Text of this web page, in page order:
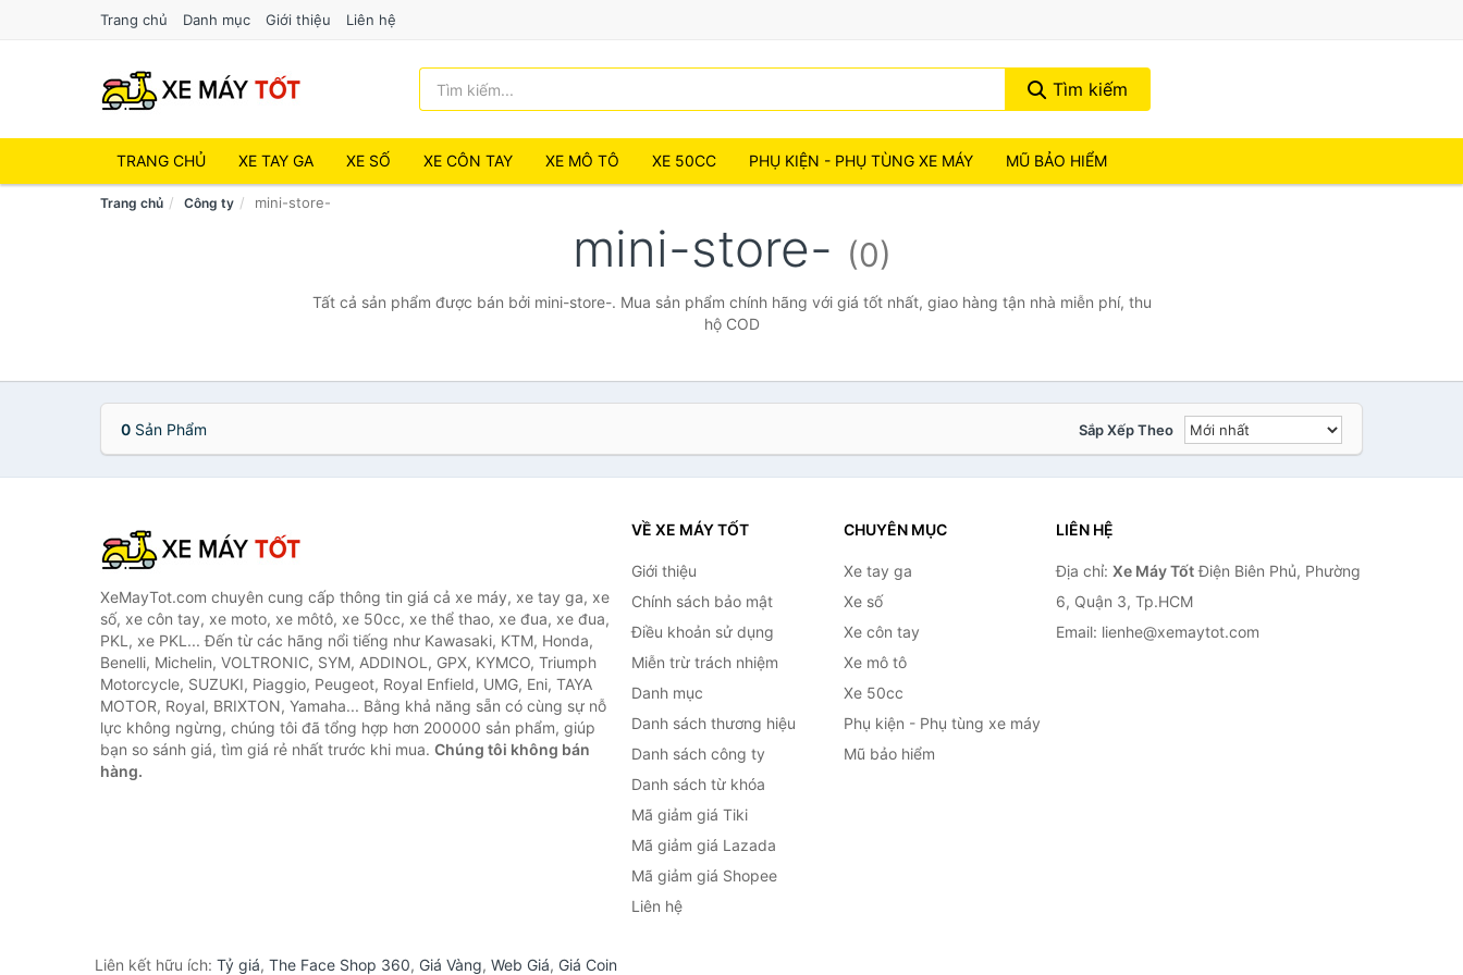
Trang chủ Danh mục Giới thiệu Liên hệ
Tìm kiếm
TRANG CHỦ XE TAY GA XE SỐ XE CÔN TAY XE MÔ TÔ XE 50CC PHỤ KIỆN - PHỤ TÙNG XE MÁY MŨ BẢO HIỂM
Trang chủ Công ty mini-store-
mini-store- (0)
Tất cả sản phẩm được bán bởi mini-store-. Mua sản phẩm chính hãng với giá tốt nhất, giao hàng tận nhà miễn phí, thu
hộ COD
0 Sản Phẩm Sắp Xếp Theo
XeMayTot.com chuyên cung cấp thông tin giá cả xe máy, xe tay ga, xe
số, xe côn tay, xe moto, xe môtô, xe 50cc, xe thể thao, xe đua, xe đua,
PKL, xe PKL... Đến từ các hãng nổi tiếng như Kawasaki, KTM, Honda,
Benelli, Michelin, VOLTRONIC, SYM, ADDINOL, GPX, KYMCO, Triumph
Motorcycle, SUZUKI, Piaggio, Peugeot, Royal Enfield, UMG, Eni, TAYA
MOTOR, Royal, BRIXTON, Yamaha... Bằng khả năng sẵn có cùng sự nỗ
lực không ngừng, chúng tôi đã tổng hợp hơn 200000 sản phẩm, giúp
bạn so sánh giá, tìm giá rẻ nhất trước khi mua. Chúng tôi không bán
hàng.
VỀ XE MÁY TỐT
Giới thiệu
Chính sách bảo mật
Điều khoản sử dụng
Miễn trừ trách nhiệm
Danh mục
Danh sách thương hiệu
Danh sách công ty
Danh sách từ khóa
Mã giảm giá Tiki
Mã giảm giá Lazada
Mã giảm giá Shopee
Liên hệ
CHUYÊN MỤC
Xe tay ga
Xe số
Xe côn tay
Xe mô tô
Xe 50cc
Phụ kiện - Phụ tùng xe máy
Mũ bảo hiểm
LIÊN HỆ
Địa chỉ: Xe Máy TốtĐiện Biên Phủ, Phường
6, Quận 3, Tp.HCM
Email: lienhe@xemaytot.com
Liên kết hữu ích: Tỷ giá, The Face Shop 360, Giá Vàng, Web Giá, Giá Coin